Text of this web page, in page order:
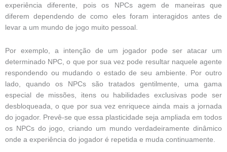
experiência diferente, pois os NPCs agem de maneiras que
diferem dependendo de como eles foram interagidos antes de
levar a um mundo de jogo muito pessoal.
Por exemplo, a intenção de um jogador pode ser atacar um
determinado NPC, o que por sua vez pode resultar naquele agente
respondendo ou mudando o estado de seu ambiente. Por outro
lado, quando os NPCs são tratados gentilmente, uma gama
especial de missões, itens ou habilidades exclusivas pode ser
desbloqueada, o que por sua vez enriquece ainda mais a jornada
do jogador. Prevê-se que essa plasticidade seja ampliada em todos
os NPCs do jogo, criando um mundo verdadeiramente dinâmico
onde a experiência do jogador é repetida e muda continuamente.